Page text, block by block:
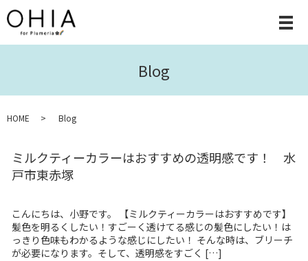
Blog
HOME Blog
ミルクティーカラーはおすすめの透明感です！ 水
戸市東赤塚
こんにちは、小野です。 【ミルクティーカラーはおすすめです】
髪色を明るくしたい！すごーく透けてる感じの髪色にしたい！は
っきり色味もわかるような感じにしたい！ そんな時は、ブリーチ
が必要になります。そして、透明感をすごく […]